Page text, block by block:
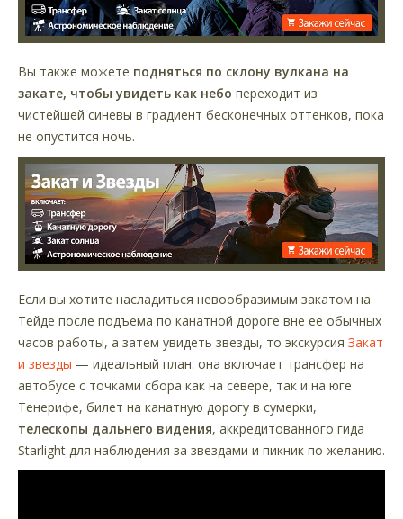
Вы также можете подняться по склону вулкана на
закате, чтобы увидеть как небо переходит из
чистейшей синевы в градиент бесконечных оттенков, пока
не опустится ночь.
Если вы хотите насладиться невообразимым закатом на
Тейде после подъема по канатной дороге вне ее обычных
часов работы, а затем увидеть звезды, то экскурсия Закат
и звезды — идеальный план: она включает трансфер на
автобусе с точками сбора как на севере, так и на юге
Тенерифе, билет на канатную дорогу в сумерки,
телескопы дальнего видения, аккредитованного гида
Starlight для наблюдения за звездами и пикник по желанию.